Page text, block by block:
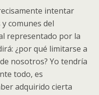
intentar
comunes del
representado por la
¿por qué limitarse a
nosotros? Yo tendría
todo, es
adquirido cierta